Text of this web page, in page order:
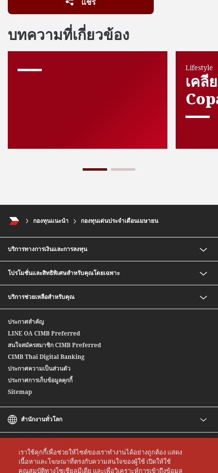
บทความที่เกี่ยวข้อง
Lifestyle
เคลี
กองทุนแนะนำ กองทุนเด่นประจำเดือนเมษายน
บริการทางการเงินและการลงทุน
กองทุนรวม
บริการซื้อ-ขายตราสารหนี้ก่อนครบกำหนด
หุ้นกู้อนุพันธ์แฝง
บริการซื้อ-ขายตราสารหนี้สกุลเงินต่างประเทศ
สปีดเซนด์
ซีไอเอ็มบี ไทย บริการโอนเงินระหว่างประเทศ
Wealth Credit Line
หุ้นกู้ตลาดแรก
โปรโมชั่นและสิทธิพิเศษสำหรับคุณโดยเฉพาะ
Safe Deposit Box Privilege
บริการช่วยเหลือสำหรับคุณ
สาขาของเรา
ประกาศสำคัญ
LINE OA CIMB Preferred
สนใจสมัครสมาชิก CIMB Preferred
CIMB Thai Digital Banking
ประกาศความเป็นส่วนตัว
ประกาศการเก็บข้อมูลคุกกี้
Sitemap
สำนักงานทั่วโลก
CIMB Islamic
CIMB Bank (MY)
CIMB Bank (SG)
เราใช้คุกกี้เพื่อช่วยให้ไซต์ของเราทำงานได้อย่างถูกต้อง แสดง
เนื้อหาและโฆษณาที่ตรงกับความสนใจของผู้ใช้ เปิดให้ใช้
คุณสมบัติทางโซเชียลมีเดีย และเพื่อวิเคราะห์การเข้าถึงข้อมูล